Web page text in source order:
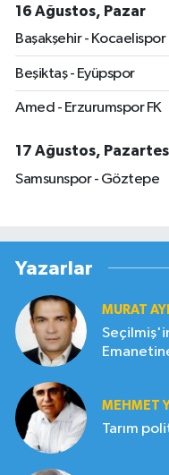
16 Ağustos, Pazar
Başakşehir - Kocaelispor
Beşiktaş - Eyüpspor
Amed - Erzurumspor FK
17 Ağustos,
Samsunspor - Göztepe
Yazarlar
MURAT
MEHMET
Tarım